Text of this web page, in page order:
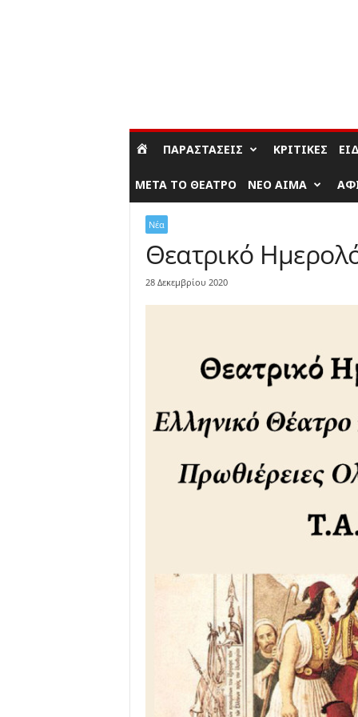
ΠΑΡΑΣΤΆΣΕΙΣ ΚΡΙΤΙΚΈΣ
ΜΕΤΆ ΤΟ ΘΈΑΤΡΟ ΝΈΟ ΑΊΜΑ
Νέα
Θεατρικό
28 Δεκεμβρίου 2020